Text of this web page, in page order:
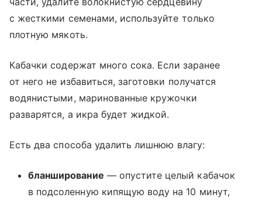
с жесткими семенами, используйте только
плотную мякоть.
Кабачки содержат много сока. Если заранее
от него не избавиться, заготовки получатся
водянистыми, маринованные кружочки
разварятся, а икра будет жидкой.
Есть два способа удалить лишнюю влагу:
бланширование — опустите целый кабачок
в подсоленную кипящую воду на 10 минут,